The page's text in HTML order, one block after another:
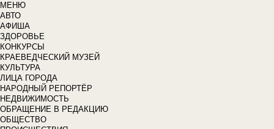
МЕНЮ
АВТО
АФИША
ЗДОРОВЬЕ
КОНКУРСЫ
КРАЕВЕДЧЕСКИЙ МУЗЕЙ
КУЛЬТУРА
ЛИЦА ГОРОДА
НАРОДНЫЙ РЕПОРТЁР
НЕДВИЖИМОСТЬ
ОБРАЩЕНИЕ В РЕДАКЦИЮ
ОБЩЕСТВО